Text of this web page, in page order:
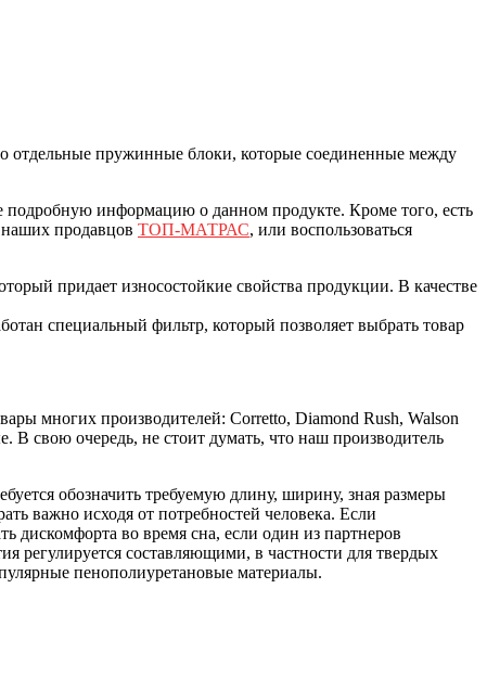
отдельные пружинные блоки, которые соединенные между
подробную информацию о данном продукте. Кроме того, есть
наших продавцов ТОП-МАТРАС, или воспользоваться
придает износостойкие свойства продукции. В качестве
специальный фильтр, который позволяет выбрать товар
многих производителей: Corretto, Diamond Rush, Walson
В свою очередь, не стоит думать, что наш производитель
обозначить требуемую длину, ширину, зная размеры
важно исходя от потребностей человека. Если
дискомфорта во время сна, если один из партнеров
регулируется составляющими, в частности для твердых
пенополиуретановые материалы.